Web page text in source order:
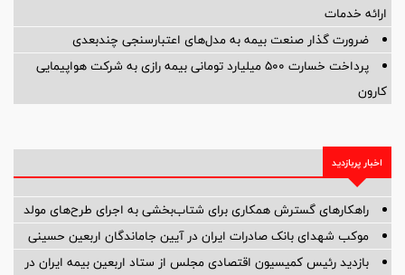
ارائه خدمات
ضرورت گذار صنعت بیمه به مدل‌های اعتبارسنجی چندبعدی
پرداخت خسارت ۵۰۰ میلیارد تومانی بیمه رازی به شرکت هواپیمایی
کارون
اخبار پربازدید
راهکارهای گسترش همکاری برای شتاب‌بخشی به اجرای طرح‌های مولد
موکب شهدای بانک صادرات ایران در آیین جاماندگان اربعین حسینی
بازدید رئیس کمیسیون اقتصادی مجلس از ستاد اربعین بیمه ایران در